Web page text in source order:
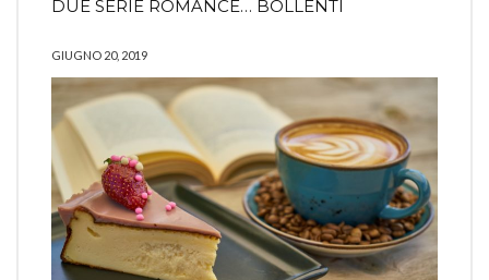
DUE SERIE ROMANCE… BOLLENTI
GIUGNO 20, 2019